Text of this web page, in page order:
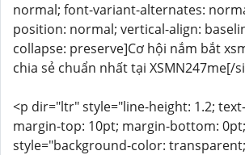
normal; font-variant-alternates:
position: normal; vertical-align:
collapse: preserve]Cơ hội nắm bắt
chia sẻ chuẩn nhất tại XSMN247me[/
<p dir="ltr" style="line-height: 1.2;
margin-top: 10pt; margin-bottom:
style="background-color: